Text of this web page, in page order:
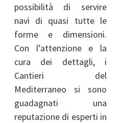
possibilità di servire
navi di quasi tutte le
forme e dimensioni.
Con l’attenzione e la
cura dei dettagli, i
Cantieri del
Mediterraneo si sono
guadagnati una
reputazione di esperti in